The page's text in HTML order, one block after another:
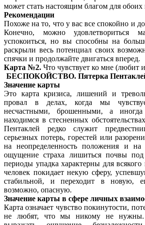
может стать настоящим благом для обоих
Рекомендации
Похоже на то, что у вас все спокойно и
Конечно, можно
успокоиться, но вы способны на
раскрыли весь потенциал своих
спячки и продолжайте двигаться вперед.
Карта №2. Что чувствует ко мне (любит
БЕСПОКОЙСТВО. Пятерка
Значение карты
Это карта кризиса, лишений и
провал в делах, когда мы
несчастными, брошенными, а
находимся в стесненных
Пентаклей редко служит
серьезных потерь, горестей или
на неопределенность положения и на
ощущение страха лишиться почвы
периоды упадка характерны для всякого
человек покидает некую сферу,
стабильной, и переходит в новую,
возможно, опасную.
Значение карты в сфере личных
Карта означает чувство покинутости,
не любят, что мы никому не